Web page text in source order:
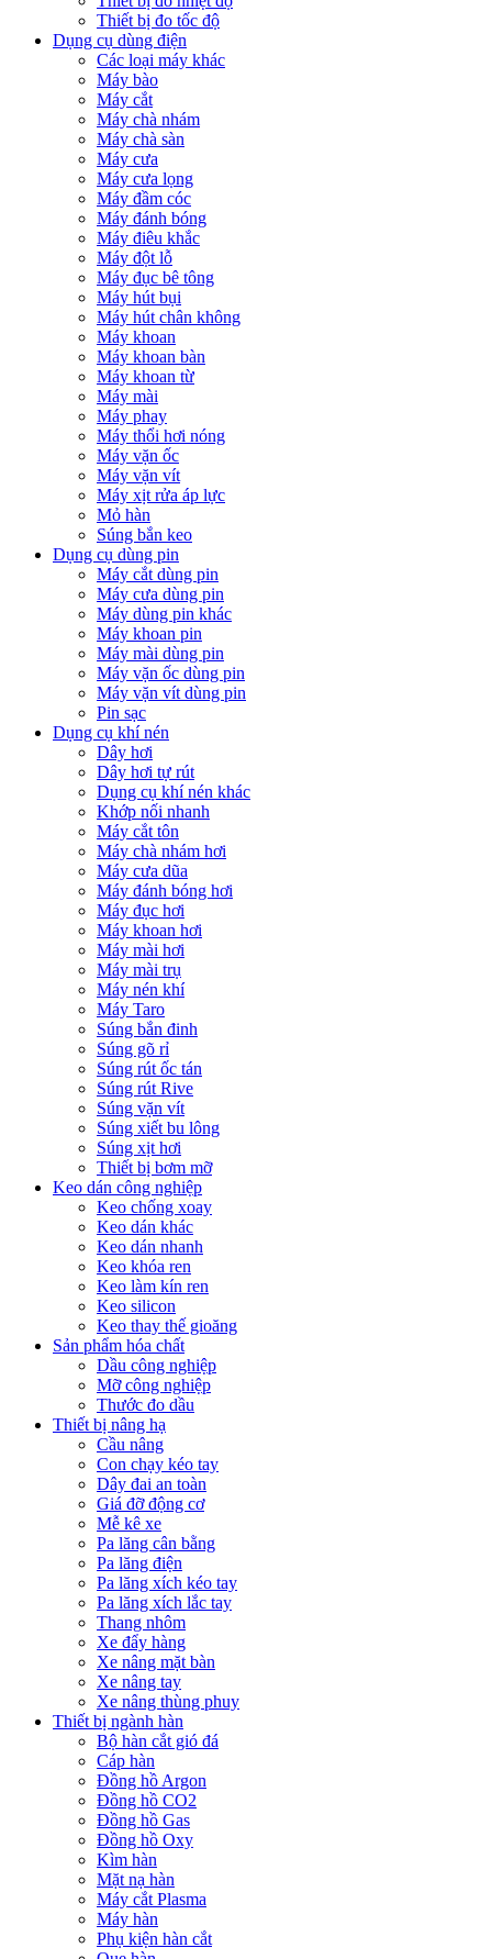
Thiết bị đo tốc độ
Dụng cụ dùng điện
Các loại máy khác
Máy bào
Máy cắt
Máy chà nhám
Máy chà sàn
Máy cưa
Máy cưa lọng
Máy đầm cóc
Máy đánh bóng
Máy điêu khắc
Máy đột lỗ
Máy đục bê tông
Máy hút bụi
Máy hút chân không
Máy khoan
Máy khoan bàn
Máy khoan từ
Máy mài
Máy phay
Máy thổi hơi nóng
Máy vặn ốc
Máy vặn vít
Máy xịt rửa áp lực
Mỏ hàn
Súng bắn keo
Dụng cụ dùng pin
Máy cắt dùng pin
Máy cưa dùng pin
Máy dùng pin khác
Máy khoan pin
Máy mài dùng pin
Máy vặn ốc dùng pin
Máy vặn vít dùng pin
Pin sạc
Dụng cụ khí nén
Dây hơi
Dây hơi tự rút
Dụng cụ khí nén khác
Khớp nối nhanh
Máy cắt tôn
Máy chà nhám hơi
Máy cưa dũa
Máy đánh bóng hơi
Máy đục hơi
Máy khoan hơi
Máy mài hơi
Máy mài trụ
Máy nén khí
Máy Taro
Súng bắn đinh
Súng gõ rỉ
Súng rút ốc tán
Súng rút Rive
Súng vặn vít
Súng xiết bu lông
Súng xịt hơi
Thiết bị bơm mỡ
Keo dán công nghiệp
Keo chống xoay
Keo dán khác
Keo dán nhanh
Keo khóa ren
Keo làm kín ren
Keo silicon
Keo thay thế gioăng
Sản phẩm hóa chất
Dầu công nghiệp
Mỡ công nghiệp
Thước đo dầu
Thiết bị nâng hạ
Cầu nâng
Con chạy kéo tay
Dây đai an toàn
Giá đỡ động cơ
Mễ kê xe
Pa lăng cân bằng
Pa lăng điện
Pa lăng xích kéo tay
Pa lăng xích lắc tay
Thang nhôm
Xe đẩy hàng
Xe nâng mặt bàn
Xe nâng tay
Xe nâng thùng phuy
Thiết bị ngành hàn
Bộ hàn cắt gió đá
Cáp hàn
Đồng hồ Argon
Đồng hồ CO2
Đồng hồ Gas
Đồng hồ Oxy
Kìm hàn
Mặt nạ hàn
Máy cắt Plasma
Máy hàn
Phụ kiện hàn cắt